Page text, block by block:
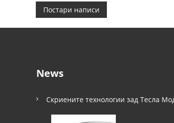
Н
а
и
г
Постари написи
News
Скриените технологии зад Тесла